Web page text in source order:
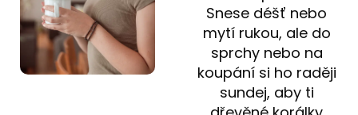
Snese déšť nebo
mytí rukou, ale do
sprchy nebo na
koupání si ho raději
sundej, aby ti